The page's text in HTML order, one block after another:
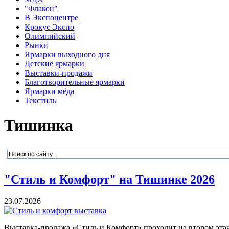
"Флакон"
В Экспоцентре
Крокус Экспо
Олимпийский
Рынки
Ярмарки выходного дня
Детские ярмарки
Выставки-продажи
Благотворительные ярмарки
Ярмарки мёда
Текстиль
Тишинка
"Стиль и Комфорт" на Тишинке 2026
23.07.2026